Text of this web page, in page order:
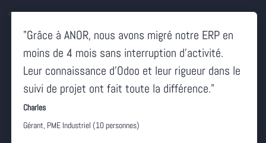
"Grâce à ANOR, nous avons migré notre ERP en
moins de 4 mois sans interruption d'activité.
Leur connaissance d'Odoo et leur rigueur dans le
suivi de projet ont fait toute la différence."
Charles
Gérant, PME Industriel (10 personnes)